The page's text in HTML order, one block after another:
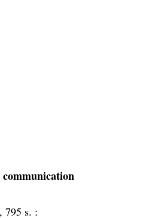
795 s. :